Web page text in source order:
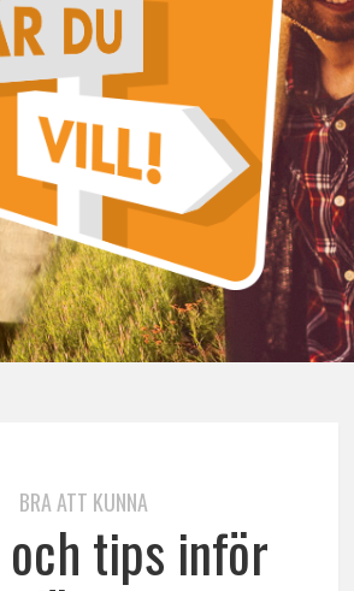
BRA ATT KUNNA
tips inför